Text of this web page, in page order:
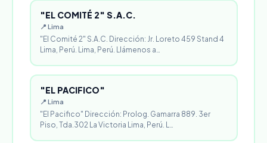
"EL COMITÉ 2" S.A.C.
📍 Lima
"El Comité 2" S.A.C. Dirección: Jr. Loreto 459 Stand 4
Lima, Perú. Lima, Perú. Llámenos a…
"EL PACIFICO"
📍 Lima
"El Pacifico" Dirección: Prolog. Gamarra 889. 3er
Piso, Tda.302 La Victoria Lima, Perú. L…